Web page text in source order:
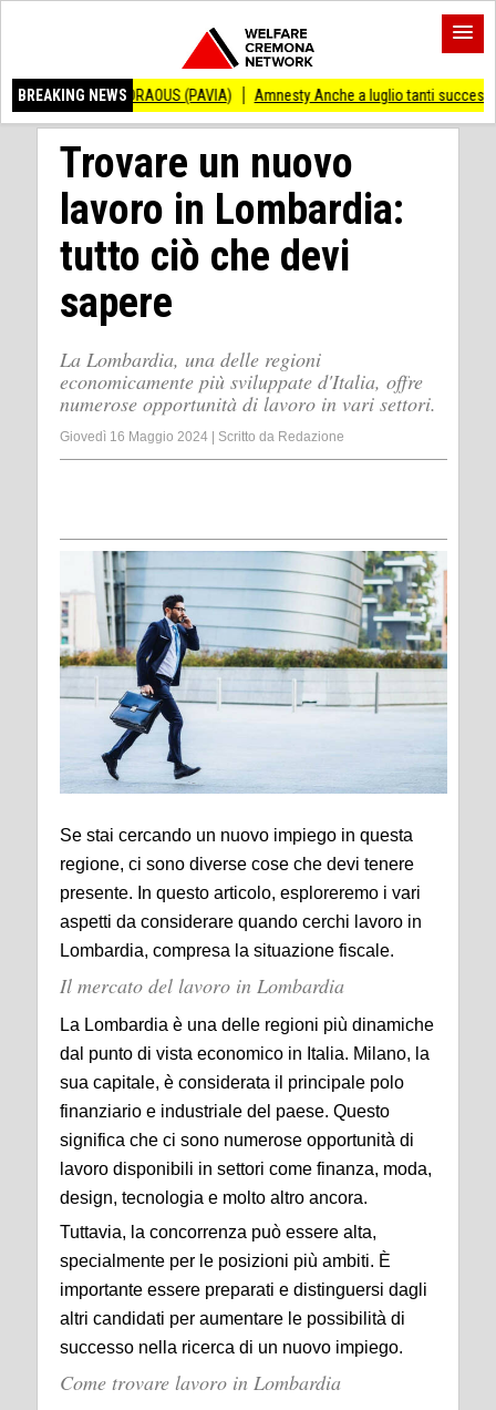
BREAKING NEWS
ANDRAOUS (PAVIA) Amnesty Anche a luglio tanti successi ed ingiustizie
Trovare un nuovo
lavoro in Lombardia:
tutto ciò che devi
sapere
La Lombardia, una delle regioni
economicamente più sviluppate d'Italia, offre
numerose opportunità di lavoro in vari settori.
Giovedì 16 Maggio 2024 Scritto da Redazione
Se stai cercando un nuovo impiego in questa
regione, ci sono diverse cose che devi tenere
presente. In questo articolo, esploreremo i vari
aspetti da considerare quando cerchi lavoro in
Lombardia, compresa la situazione fiscale.
Il mercato del lavoro in Lombardia
La Lombardia è una delle regioni più dinamiche
dal punto di vista economico in Italia. Milano, la
sua capitale, è considerata il principale polo
finanziario e industriale del paese. Questo
significa che ci sono numerose opportunità di
lavoro disponibili in settori come finanza, moda,
design, tecnologia e molto altro ancora.
Tuttavia, la concorrenza può essere alta,
specialmente per le posizioni più ambiti. È
importante essere preparati e distinguersi dagli
altri candidati per aumentare le possibilità di
successo nella ricerca di un nuovo impiego.
Come trovare lavoro in Lombardia